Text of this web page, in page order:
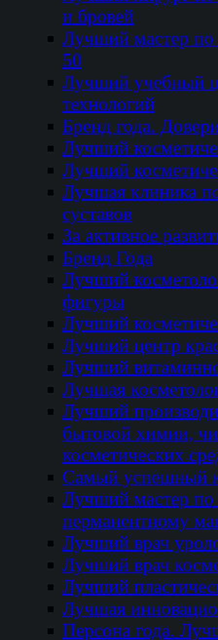
и бровей
Лучший мастер
50
Лучший
технологий
Бренд года.
Лучший
Лучший
Лучшая клиника
суставов
За активное
Бренд Года
Лучший
фигуры
Лучший
Лучший центр
Лучший
Лучшая
Лучший
бытовой химии,
косметических
Самый успешный
Лучший мастер по
перманентному
Лучший врач
Лучший врач
Лучший
Лучшая
Персона года.